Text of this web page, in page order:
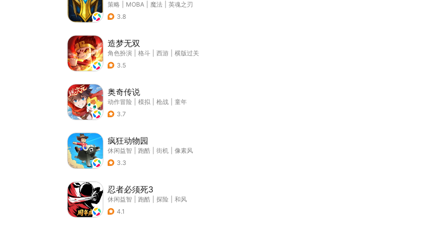
策略 MOBA 魔法
英魂之刃
3.8
造梦无双
角色扮演 格斗 西游
横版过关
3.5
奥奇传说
动作冒险 模拟 枪战
童年
3.7
疯狂动物园
休闲益智 跑酷 街机
像素风
3.3
忍者必须死3
休闲益智 跑酷 探险
和风
4.1